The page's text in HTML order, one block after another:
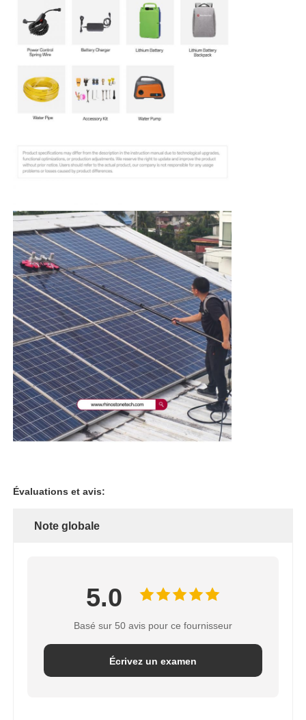
Évaluations et avis:
Note globale
5.0
Basé sur 50 avis pour ce fournisseur
Écrivez un examen